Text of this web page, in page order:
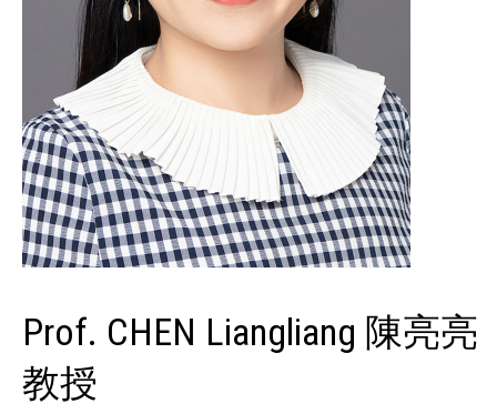
Prof. CHEN Liangliang 陳亮亮
教授